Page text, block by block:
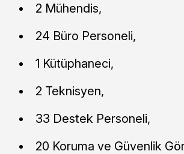
2 Mühendis,
24 Büro Personeli,
1 Kütüphaneci,
2 Teknisyen,
33 Destek Personeli,
20 Koruma ve Güvenlik